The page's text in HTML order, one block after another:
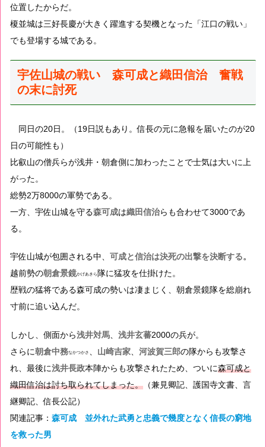
位置したからだ。
榎並城は三好長慶が大きく躍進する契機となった「江口の戦い」
でも登場する城である。
宇佐山城の戦い 森可成と織田信治 奮戦
の末に討死
同日の20日。（19日説もあり。信長の元に急報を届いたのが20
日の可能性も）
比叡山の僧兵らが浅井・朝倉側に加わったことで士気は大いに上
がった。
総勢2万8000の軍勢である。
一方、宇佐山城を守る森可成は織田信治らも合わせて3000であ
る。
宇佐山城が包囲される中、 可成と信治は決死の出撃を決断する。
越前勢の朝倉景鏡かげあきら 隊に猛攻を仕掛けた。
歴戦の猛将である森可成の勢いは凄まじく、朝倉景鏡隊を総崩れ
寸前に追い込んだ。
しかし、側面から浅井対馬 浅井玄蕃2000の兵が。
さらに朝倉中務なかつかさ 山崎吉家 河波賀三郎の隊からも攻撃さ
れ、最後に浅井長政本陣からも攻撃されたため、ついに森可成と
織田信治は討ち取られてしまった。 （兼見卿記、護国寺文書、言
継卿記、信長公記）
関連記事： 森可成 並外れた武勇と忠義で幾度となく信長の窮地
を救った男